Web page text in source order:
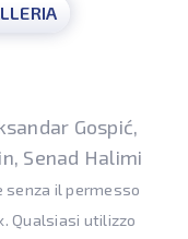
Gospić,
Senad Halimi
il permesso
Qualsiasi utilizzo